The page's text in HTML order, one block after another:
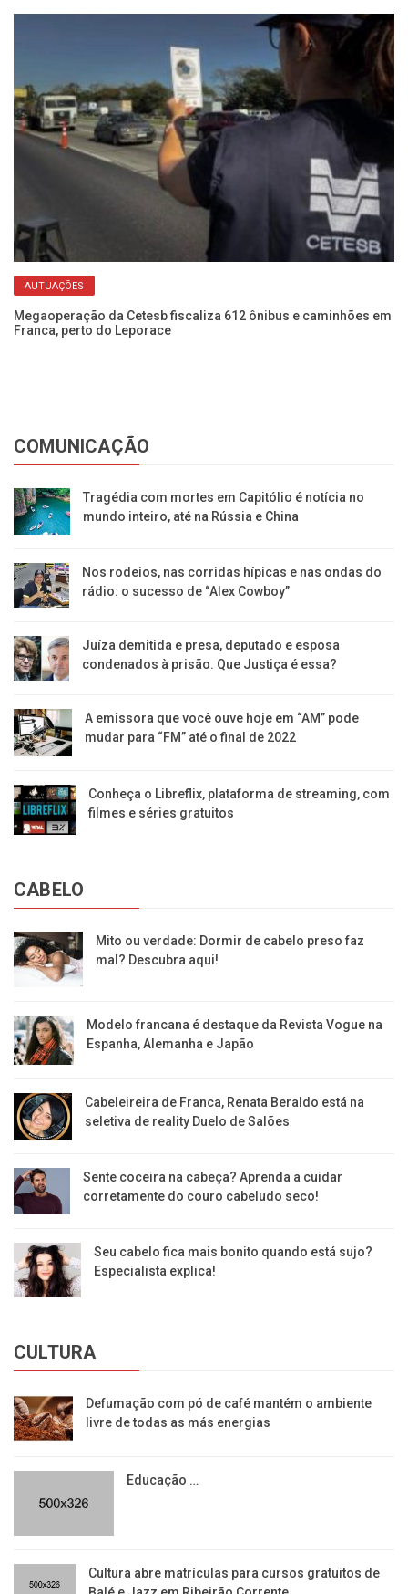
AUTUAÇÕES
Megaoperação da Cetesb fiscaliza 612 ônibus e caminhões em
Franca, perto do Leporace
COMUNICAÇÃO
Tragédia com mortes em Capitólio é notícia no
mundo inteiro, até na Rússia e China
Nos rodeios, nas corridas hípicas e nas ondas do
rádio: o sucesso de “Alex Cowboy”
Juíza demitida e presa, deputado e esposa
condenados à prisão. Que Justiça é essa?
A emissora que você ouve hoje em “AM” pode
mudar para “FM” até o final de 2022
Conheça o Libreflix, plataforma de streaming, com
filmes e séries gratuitos
CABELO
Mito ou verdade: Dormir de cabelo preso faz
mal? Descubra aqui!
Modelo francana é destaque da Revista Vogue na
Espanha, Alemanha e Japão
Cabeleireira de Franca, Renata Beraldo está na
seletiva de reality Duelo de Salões
Sente coceira na cabeça? Aprenda a cuidar
corretamente do couro cabeludo seco!
Seu cabelo fica mais bonito quando está sujo?
Especialista explica!
CULTURA
Defumação com pó de café mantém o ambiente
livre de todas as más energias
Educação …
​Cultura abre matrículas para cursos gratuitos de